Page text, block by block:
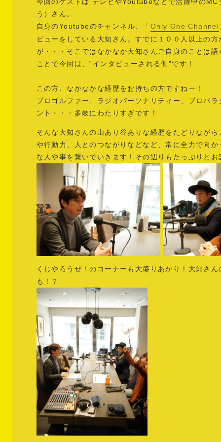
う）さん。
自身のYoutubeのチャンネル、「 Only One Channel
ビューをしている大知さん。すでに１００人以上の
が・・・そこではなかなか大知さんご自身のことは
ことで今回は、”インタビューされる側”です！
この方、なかなかな経歴をお持ちの方ですねー！
プロゴルファー、ラジオパーソナリティー、プロパ
ント・・・多岐にわたりすぎです！
そんな大知さんの山あり谷ありな経歴をたどりなが
や行動力、人とのつながりなどなど、常に全力で向
な人や事を繋いでいきます！その辺りもたっぷりと
くじやろうぜ！のコーナーも大盛りあがり！大知さ
も！？